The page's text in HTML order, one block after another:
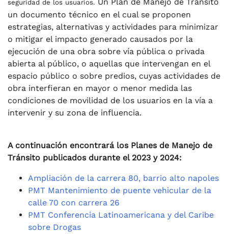
seguridad de los usuarios.
un documento técnico en el cual se proponen
estrategias, alternativas y actividades para minimizar
o mitigar el impacto generado causados por la
ejecución de una obra sobre vía pública o privada
abierta al público, o aquellas que intervengan en el
espacio público o sobre predios, cuyas actividades de
obra interfieran en mayor o menor medida las
condiciones de movilidad de los usuarios en la vía a
intervenir y su zona de influencia.
A continuación encontrará los Planes de Manejo de
Tránsito publicados durante el 2023 y 2024:
Ampliación de la carrera 80, barrio alto napoles
PMT Mantenimiento de puente vehicular de la
calle 70 con carrera 26
PMT Conferencia Latinoamericana y del Caribe
sobre Drogas